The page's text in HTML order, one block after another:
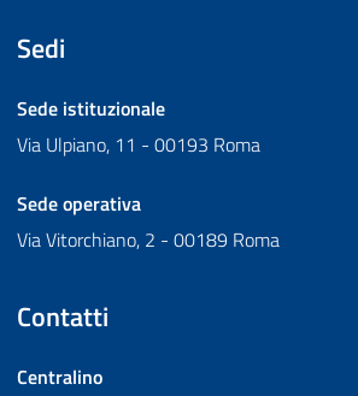
Sedi
Sede istituzionale
Via Ulpiano, 11 - 00193 Roma
Sede operativa
Via Vitorchiano, 2 - 00189 Roma
Contatti
Centralino